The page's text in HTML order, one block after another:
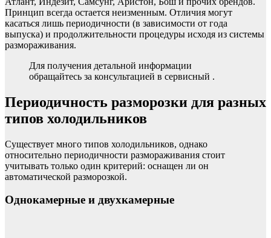
Принцип всегда остается неизменным. Отличия могут
касаться лишь периодичности (в зависимости от года
выпуска) и продолжительности процедуры исходя из системы
размораживания.
Для получения детальной информации
обращайтесь за консультацией в сервисный .
Периодичность разморозки для разных
типов холодильников
Существует много типов холодильников, однако
относительно периодичности размораживания стоит
учитывать только один критерий: оснащен ли он
автоматической разморозкой.
Однокамерные и двухкамерные